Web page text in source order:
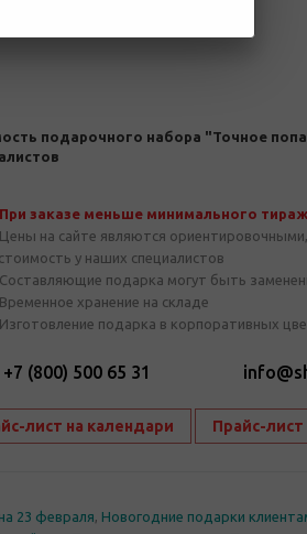
подарочного набора "Точное
При заказе меньше минимального
Цены на сайте являются
стоимость у наших специалистов
Составляющие подарка могут быть
Временное хранение на складе
Изготовление подарка в корпоративных
+7 (800) 500 65 31
лист на календари Прайс-
23 февраля, Новогодние подарки